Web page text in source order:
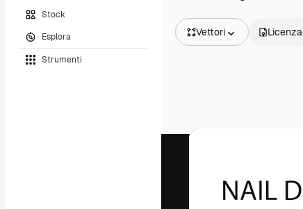
Stock
Esplora
Strumenti
Vettori
Video
Licenza